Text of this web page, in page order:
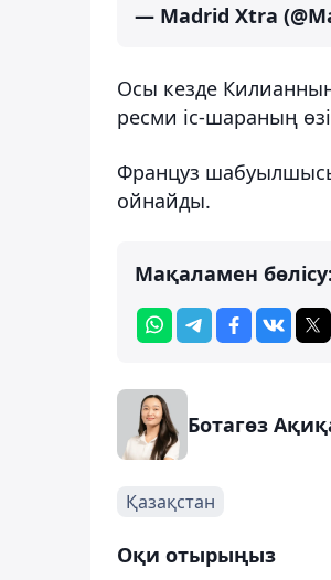
— Madrid Xtra
Осы кезде Килианның
ресми іс-шараның
Француз
ойнайды.
Мақаламен бөлісу:
Ботагөз
Қазақстан
Оқи отырыңыз